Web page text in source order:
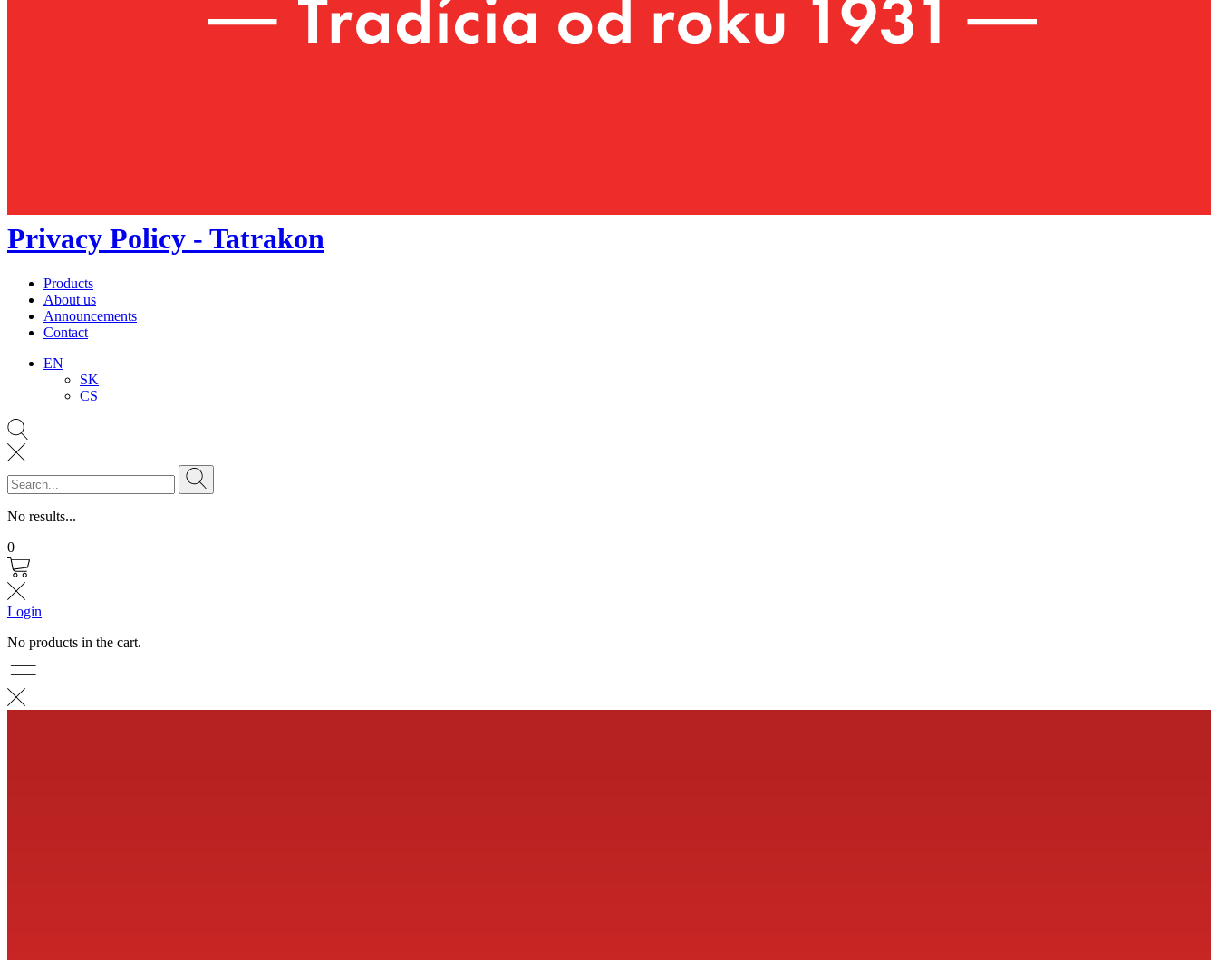
Privacy Policy - Tatrakon
Products
About us
Announcements
Contact
EN
SK
CS
No results...
0
Login
No products in the cart.